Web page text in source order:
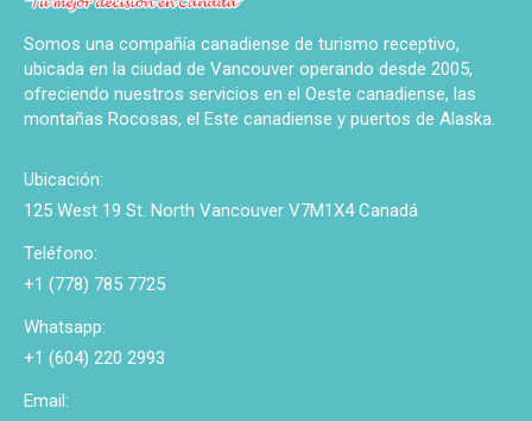
Somos una compañía canadiense de turismo receptivo,
ubicada en la ciudad de Vancouver operando desde 2005,
ofreciendo nuestros servicios en el Oeste canadiense, las
montañas Rocosas, el Este canadiense y puertos de Alaska.
Ubicación:
125 West 19 St. North Vancouver V7M1X4 Canadá
Teléfono:
+1 (778) 785 7725
Whatsapp:
+1 (604) 220 2993
Email: